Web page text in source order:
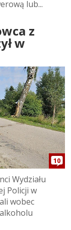
lub...
z
w
10
Wydziału
Policji w
wobec